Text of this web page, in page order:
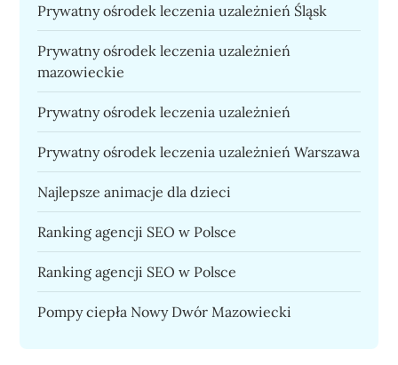
Prywatny ośrodek leczenia uzależnień Śląsk
Prywatny ośrodek leczenia uzależnień
mazowieckie
Prywatny ośrodek leczenia uzależnień
Prywatny ośrodek leczenia uzależnień Warszawa
Najlepsze animacje dla dzieci
Ranking agencji SEO w Polsce
Ranking agencji SEO w Polsce
Pompy ciepła Nowy Dwór Mazowiecki